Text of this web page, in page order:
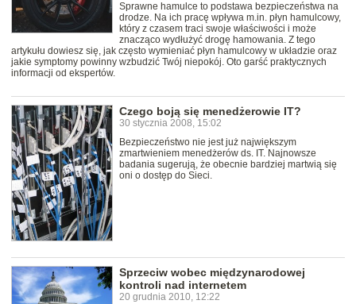
Sprawne hamulce to podstawa bezpieczeństwa na
drodze. Na ich pracę wpływa m.in. płyn hamulcowy,
który z czasem traci swoje właściwości i może
znacząco wydłużyć drogę hamowania. Z tego
artykułu dowiesz się, jak często wymieniać płyn hamulcowy w układzie oraz
jakie symptomy powinny wzbudzić Twój niepokój. Oto garść praktycznych
informacji od ekspertów.
Czego boją się menedżerowie IT?
30 stycznia 2008, 15:02
Bezpieczeństwo nie jest już największym
zmartwieniem menedżerów ds. IT. Najnowsze
badania sugerują, że obecnie bardziej martwią się
oni o dostęp do Sieci.
Sprzeciw wobec międzynarodowej
kontroli nad internetem
20 grudnia 2010, 12:22